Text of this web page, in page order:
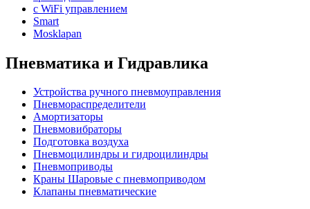
с WiFi управлением
Smart
Mosklapan
Пневматика и Гидравлика
Устройства ручного пневмоуправления
Пневмораспределители
Амортизаторы
Пневмовибраторы
Подготовка воздуха
Пневмоцилиндры и гидроцилиндры
Пневмоприводы
Краны Шаровые с пневмоприводом
Клапаны пневматические